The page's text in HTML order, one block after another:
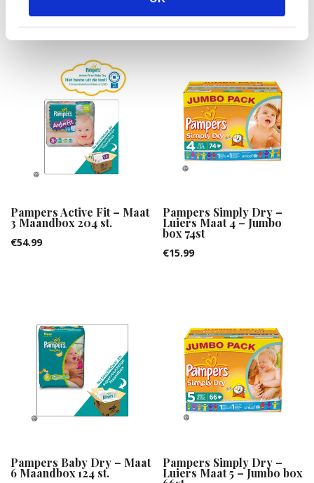
Gerelateerde producten
Pampers Active Fit – Maat
3 Maandbox 204 st.
€54.99
Pampers Simply Dry –
Luiers Maat 4 – Jumbo
box 74st
€15.99
Pampers Baby Dry – Maat
6 Maandbox 124 st.
Pampers Simply Dry –
Luiers Maat 5 – Jumbo box